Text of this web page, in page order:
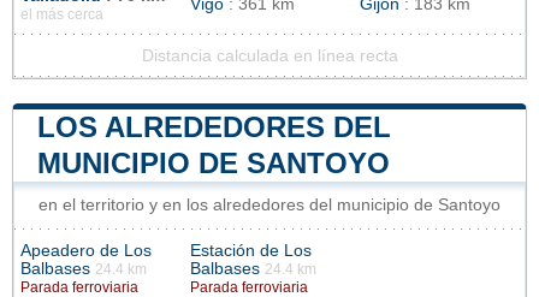
el más cerca
Vigo : 361 km Gijón : 183 km
Distancia calculada en línea recta
LOS ALREDEDORES DEL
MUNICIPIO DE SANTOYO
en el territorio y en los alrededores del municipio de Santoyo
Apeadero de Los
Balbases 24.4 km
Parada ferroviaria
Estación de Los
Balbases 24.4 km
Parada ferroviaria